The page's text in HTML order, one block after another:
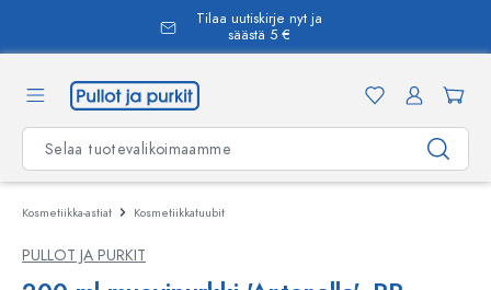
Tilaa uutiskirje nyt ja
säästä 5 €
Kosmetiikka-astiat Kosmetiikkatuubit
PULLOT JA PURKIT